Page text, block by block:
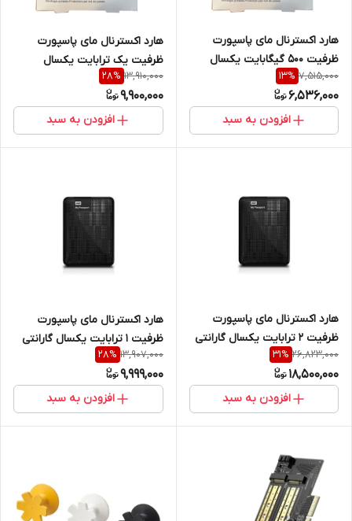
هارد اکسترنال مای پاسپورت
ظرفیت 500 گیگابایت یکسال
گارانتی نو و آکبند
7,515,000
13%
6,536,000
افزودن به سبد
هارد اکسترنال مای پاسپورت
ظرفیت یک ترابایت یکسال
گارانتی نو و آکبند
13,910,000
28%
9,900,000
افزودن به سبد
هارد اکسترنال مای پاسپورت
ظرفیت 2 ترابایت یکسال گارانتی
نو و آکبند
26,823,000
31%
18,500,000
افزودن به سبد
هارد اکسترنال مای پاسپورت
ظرفیت 1 ترابایت یکسال گارانتی
نو و آکبند
13,907,000
28%
9,999,000
افزودن به سبد